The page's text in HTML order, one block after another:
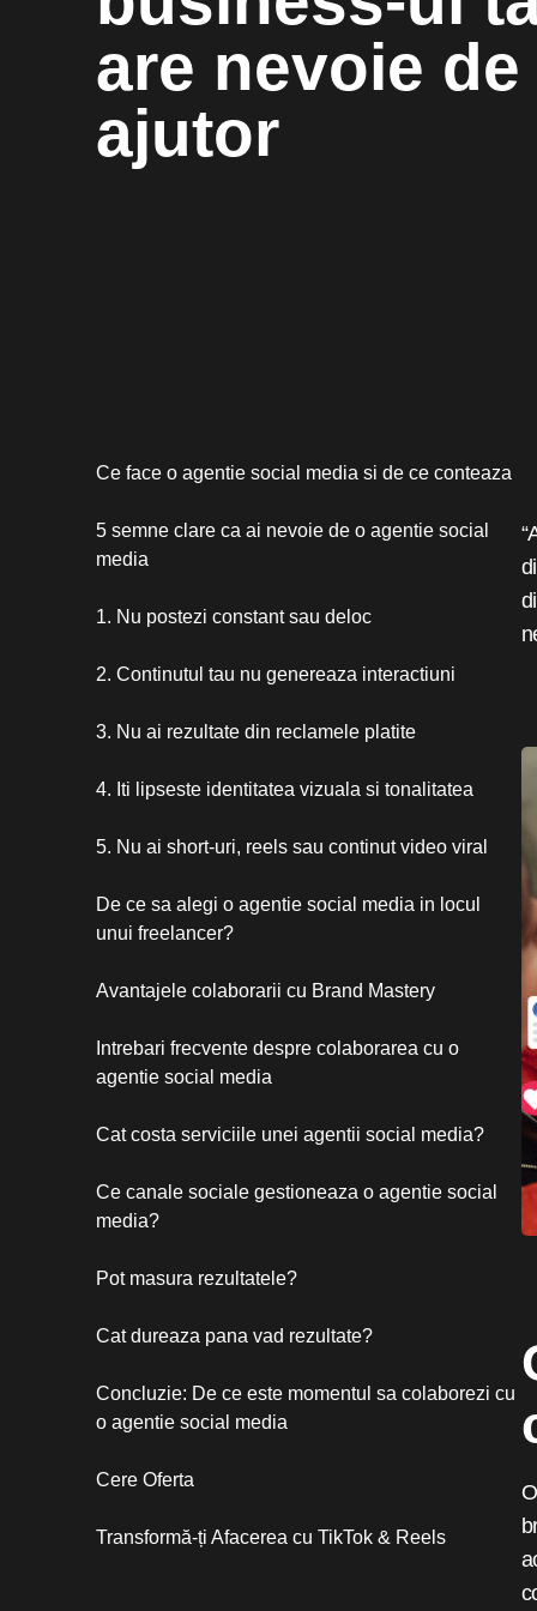
are nevoie de
ajutor
Ce face o agentie social media si de ce conteaza
5 semne clare ca ai nevoie de o agentie social
media
1. Nu postezi constant sau deloc
2. Continutul tau nu genereaza interactiuni
3. Nu ai rezultate din reclamele platite
4. Iti lipseste identitatea vizuala si tonalitatea
5. Nu ai short-uri, reels sau continut video viral
De ce sa alegi o agentie social media in locul
unui freelancer?
Avantajele colaborarii cu Brand Mastery
Intrebari frecvente despre colaborarea cu o
agentie social media
Cat costa serviciile unei agentii social media?
Ce canale sociale gestioneaza o agentie social
media?
Pot masura rezultatele?
Cat dureaza pana vad rezultate?
Concluzie: De ce este momentul sa colaborezi cu
o agentie social media
Cere Oferta
Transformă-ți Afacerea cu TikTok & Reels